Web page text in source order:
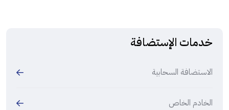
خدمات الإستضافة
الاستضافة السحابية
الخادم الخاص